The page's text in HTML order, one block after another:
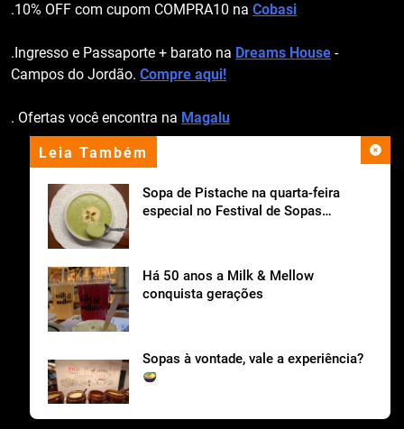
Leia Também
Sopa de Pistache na quarta-feira
especial no Festival de Sopas
Há 50 anos a Milk & Mellow
conquista gerações
Sopas à vontade, vale a experiência?
.10% OFF com cupom COMPRA10 na Cobasi
.Ingresso e Passaporte + barato na Dreams House -
Campos do Jordão. Compre aqui!
. Ofertas você encontra na Magalu
apoio institucional